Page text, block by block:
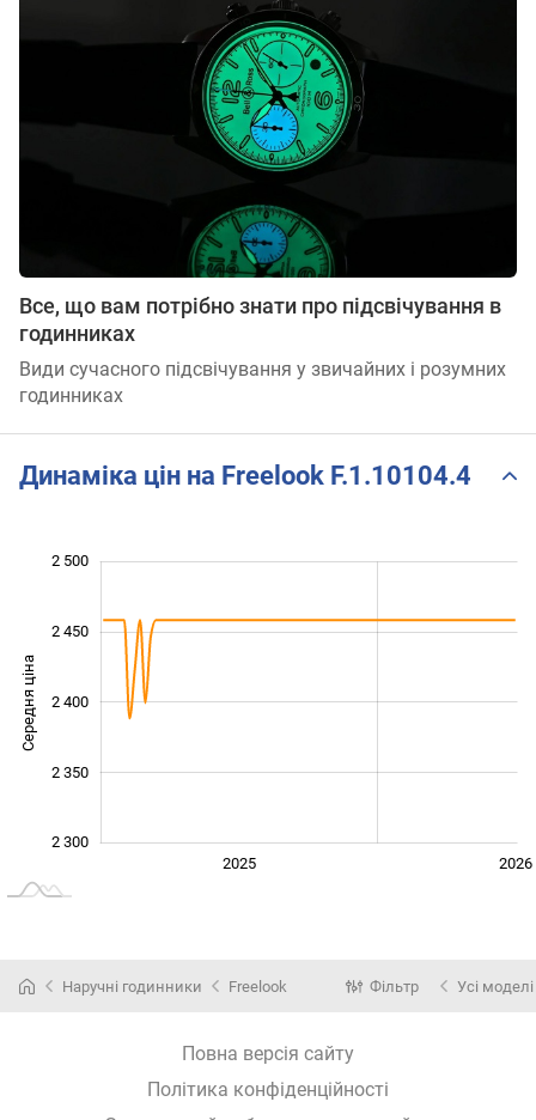
Все, що вам потрібно знати про підсвічування в
годинниках
Види сучасного підсвічування у звичайних і розумних
годинниках
Динаміка цін на Freelook F.1.10104.4
Середня ціна 2 340
2 300
2 400
2 500
2 450
2 350
2025 2026
Наручні годинники Freelook Фільтр Усі моделі
Повна версія сайту
Політика конфіденційності